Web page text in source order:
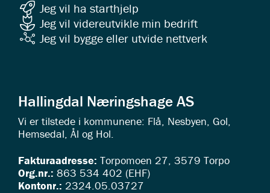
Jeg vil ha starthjelp
Jeg vil videreutvikle min bedrift
Jeg vil bygge eller utvide nettverk
Hallingdal Næringshage AS
Vi er tilstede i kommunene: Flå, Nesbyen, Gol,
Hemsedal, Ål og Hol.
Fakturaadresse: Torpomoen 27, 3579 Torpo
Org.nr.: 863 534 402 (EHF)
Kontonr.: 2324.05.03727